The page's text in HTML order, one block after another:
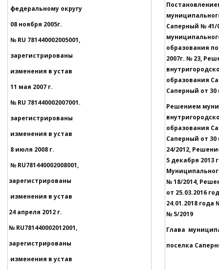
федеральному округу
08 ноября 2005г.
№ RU 781440002005001,
зарегистрированы
изменения в устав
11 мая 2007 г.
№ RU 781440002007001.
зарегистрированы
изменения в устав
8 июля 2008 г.
№ RU781440002008001,
зарегистрированы
изменения в устав
24 апреля 2012 г.
№ RU781440002012001,
зарегистрированы
изменения в устав
Саперный № 41/
образования
2007г. № 23,
образования
Саперный от 30
Решением
образования
Саперный
24/2012,
5 декабря 2013
№ 18/2014,
от 25.03.2016
24.01.2018 года
№ 5/2019
Глава
поселка